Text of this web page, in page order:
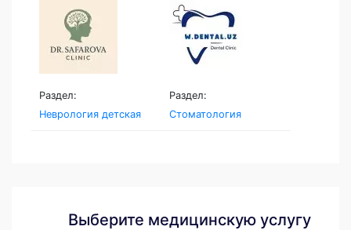
Раздел:
Неврология детская
Раздел:
Стоматология
Выберите медицинскую услугу